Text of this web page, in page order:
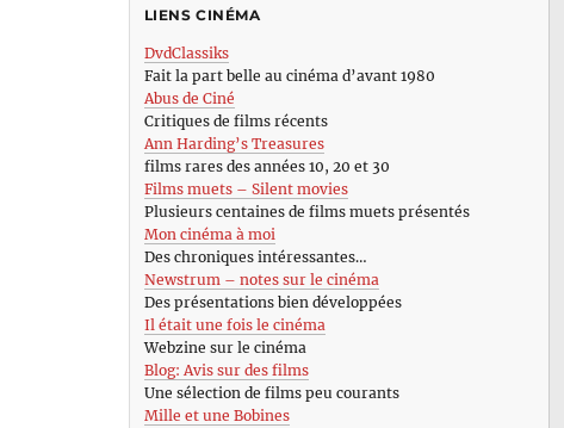
LIENS CINÉMA
DvdClassiks
Fait la part belle au cinéma d’avant 1980
Abus de Ciné
Critiques de films récents
Ann Harding’s Treasures
films rares des années 10, 20 et 30
Films muets – Silent movies
Plusieurs centaines de films muets présentés
Mon cinéma à moi
Des chroniques intéressantes…
Newstrum – notes sur le cinéma
Des présentations bien développées
Il était une fois le cinéma
Webzine sur le cinéma
Blog: Avis sur des films
Une sélection de films peu courants
Mille et une Bobines